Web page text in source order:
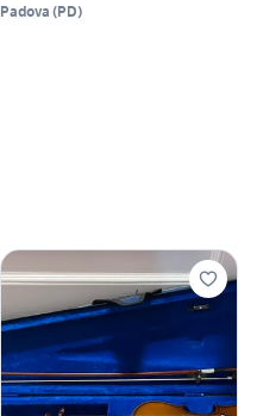
Padova (PD)